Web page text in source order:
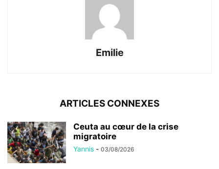
Emilie
ARTICLES CONNEXES
Ceuta au cœur de la crise
migratoire
Yannis - 03/08/2026